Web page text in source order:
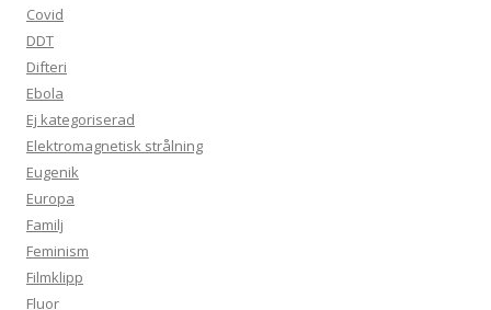
Covid
DDT
Difteri
Ebola
Ej kategoriserad
Elektromagnetisk strålning
Eugenik
Europa
Familj
Feminism
Filmklipp
Fluor